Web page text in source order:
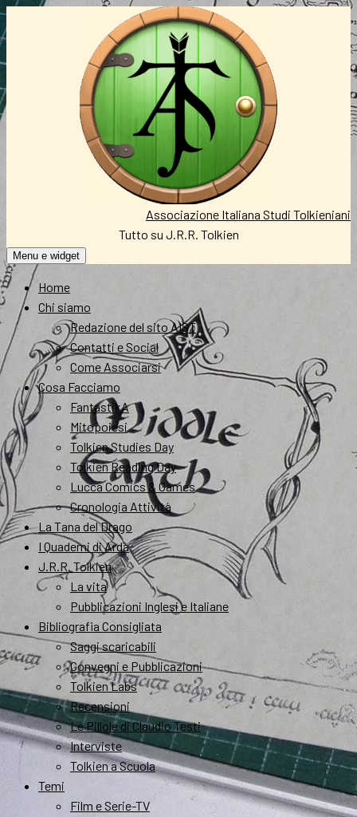
Vai
al
Associazione Italiana Studi Tolkieniani
Tutto su J.R.R. Tolkien
Menu e widget
Home
Chi siamo
Redazione del sito AIST
Contatti e Social
Come Associarsi
Cosa Facciamo
FantastikA
Mitopoiesi
Tolkien Studies Day
Tolkien Reading Day
Lucca Comics & Games
Cronologia Attività
La Tana del Drago
I Quaderni di Arda
J.R.R. Tolkien
La vita
Pubblicazioni Inglesi e Italiane
Bibliografia Consigliata
Saggi scaricabili
Convegni e Pubblicazioni
Tolkien Labs
Recensioni
Le Pillole di Claudio Testi
Interviste
Tolkien a Scuola
Temi
Film e Serie-TV